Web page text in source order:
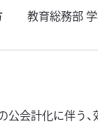
教育総務部
公会計化に伴う